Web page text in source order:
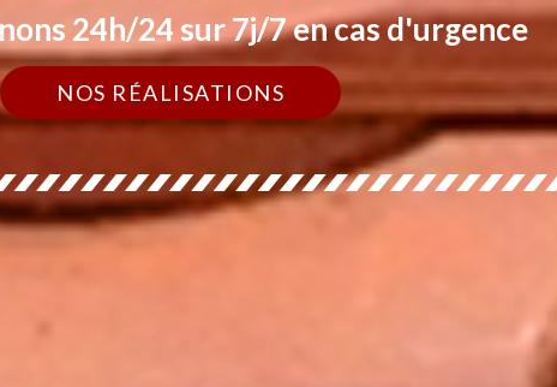
24h/24 sur 7j/7 en cas d'urgence
NOS RÉALISATIONS